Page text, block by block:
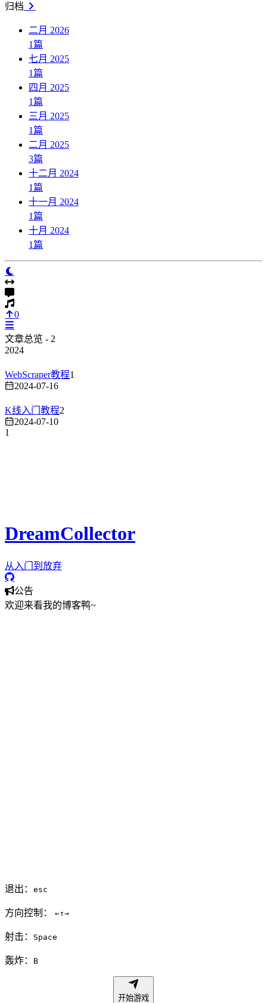
归档
二月 2026
1篇
七月 2025
1篇
四月 2025
1篇
三月 2025
1篇
二月 2025
3篇
十二月 2024
1篇
十一月 2024
1篇
十月 2024
1篇
0
文章总览 - 2
2024
WebScraper教程1
2024-07-16
K线入门教程2
2024-07-10
1
DreamCollector
从入门到放弃
公告
欢迎来看我的博客鸭~
退出： esc
方向控制： ←↑→
射击： Space
轰炸： B
开始游戏